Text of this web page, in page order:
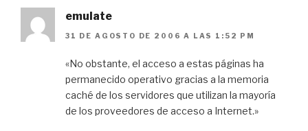
emulate
31 DE AGOSTO DE 2006 A LAS 1:52 PM
«No obstante, el acceso a estas páginas ha
permanecido operativo gracias a la memoria
caché de los servidores que utilizan la mayoría
de los proveedores de acceso a Internet.»